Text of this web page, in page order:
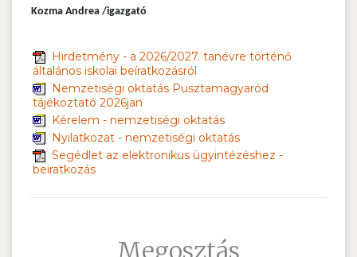
Kozma Andrea /igazgató
Hirdetmény - a 2026/2027. tanévre történő
általános iskolai beíratkozásról
Nemzetiségi oktatás Pusztamagyaród
tájékoztató 2026jan
Kérelem - nemzetiségi oktatás
Nyilatkozat - nemzetiségi oktatás
Segédlet az elektronikus ügyintézéshez -
beiratkozás
Megosztás